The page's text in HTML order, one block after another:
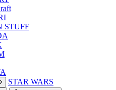
STUFF
STAR WARS